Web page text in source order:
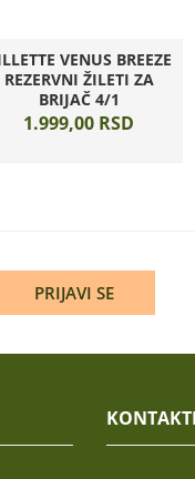
VENUS BREEZE
REZERVNI ŽILETI ZA
BRIJAČ 4/1
1.999,00 RSD
PRIJAVI SE